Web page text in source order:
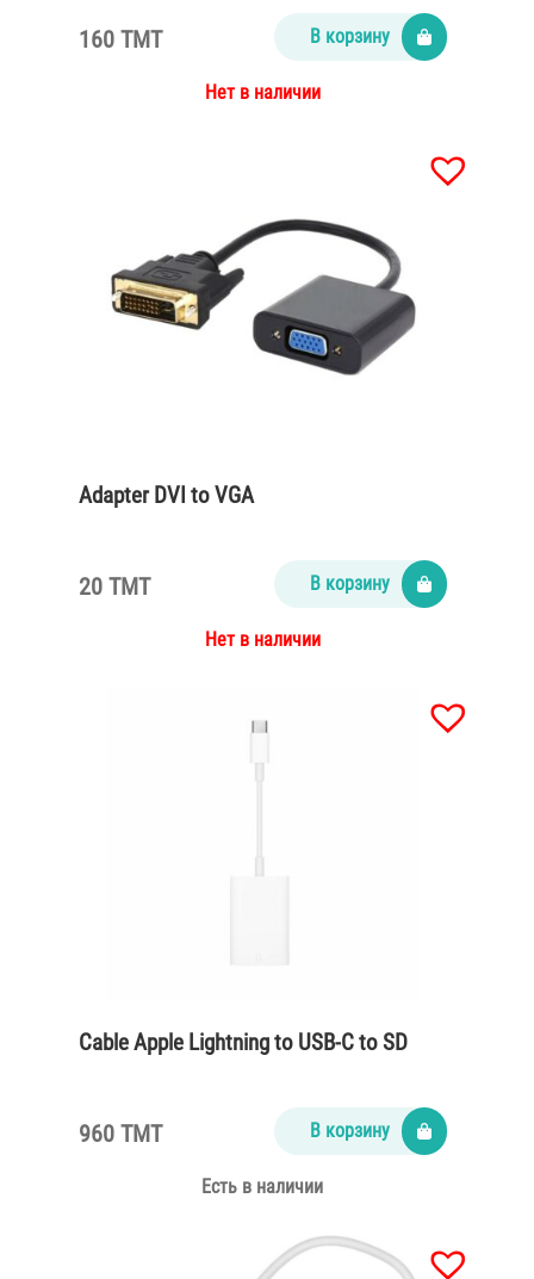
160 TMT В корзину
Нет в наличии
Adapter DVI to VGA
20 TMT В корзину
Нет в наличии
Cable Apple Lightning to USB-C to SD
960 TMT В корзину
Есть в наличии